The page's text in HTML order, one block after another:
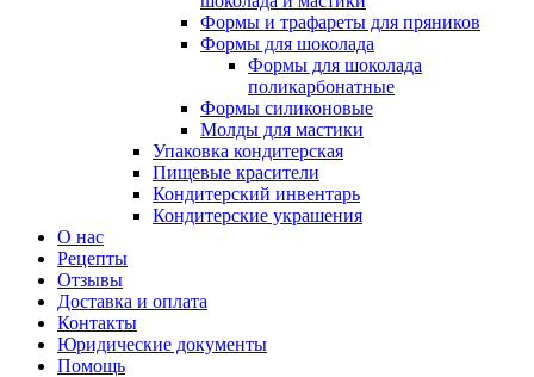
Формы и трафареты для пряников
Формы для шоколада
Формы для шоколада
поликарбонатные
Формы силиконовые
Молды для мастики
Упаковка кондитерская
Пищевые красители
Кондитерский инвентарь
Кондитерские украшения
О нас
Рецепты
Отзывы
Доставка и оплата
Контакты
Юридические документы
Помощь